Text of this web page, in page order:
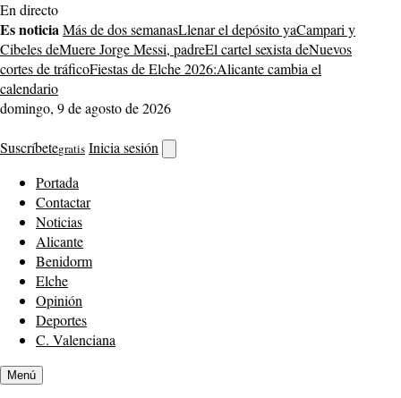
Saltar
al
contenido
En directo
Es noticiaMás de dos semanasLlenar el depósito yaCampari y
Cibeles deMuere Jorge Messi, padreEl cartel sexista deNuevos
cortes de tráficoFiestas de Elche 2026:Alicante cambia el
calendario
domingo, 9 de agosto de 2026
Suscríbetegratis Inicia sesión
buscador
Portada
Contactar
Noticias
Alicante
Benidorm
Elche
Opinión
Deportes
C. Valenciana
Menú